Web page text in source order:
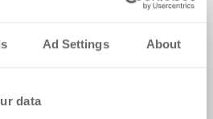
Ad Settings About
data
bei Strategis
für